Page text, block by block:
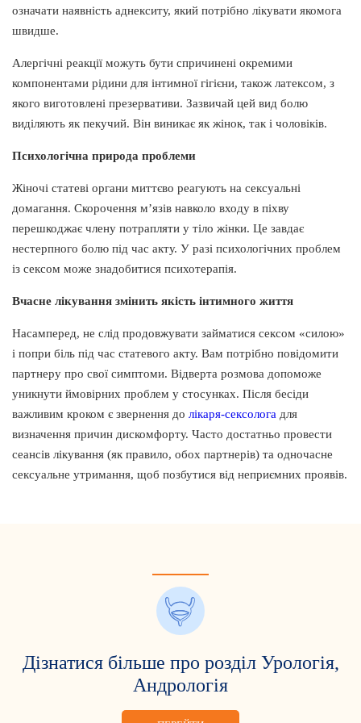
означати наявність аднекситу, який потрібно лікувати якомога
швидше.
Алергічні реакції можуть бути спричинені окремими
компонентами рідини для інтимної гігієни, також латексом, з
якого виготовлені презервативи. Зазвичай цей вид болю
виділяють як пекучий. Він виникає як жінок, так і чоловіків.
Психологічна природа проблеми
Жіночі статеві органи миттєво реагують на сексуальні
домагання. Скорочення м’язів навколо входу в піхву
перешкоджає члену потрапляти у тіло жінки. Це завдає
нестерпного болю під час акту. У разі психологічних проблем
із сексом може знадобитися психотерапія.
Вчасне лікування змінить якість інтимного життя
Насамперед, не слід продовжувати займатися сексом «силою»
і попри біль під час статевого акту. Вам потрібно повідомити
партнеру про свої симптоми. Відверта розмова допоможе
уникнути ймовірних проблем у стосунках. Після бесіди
важливим кроком є звернення до лікаря-сексолога для
визначення причин дискомфорту. Часто достатньо провести
сеансів лікування (як правило, обох партнерів) та одночасне
сексуальне утримання, щоб позбутися від неприємних проявів.
Дізнатися більше про розділ Урологія,
Андрологія